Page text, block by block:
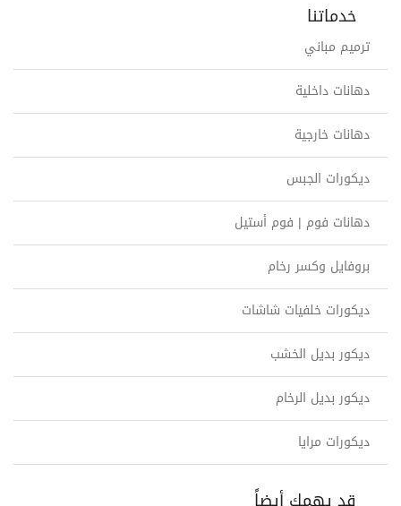
خدماتنا
ترميم مباني
دهانات داخلية
دهانات خارجية
ديكورات الجبس
دهانات فوم | فوم أستيل
بروفايل وكسر رخام
ديكورات خلفيات شاشات
ديكور بديل الخشب
ديكور بديل الرخام
ديكورات مرايا